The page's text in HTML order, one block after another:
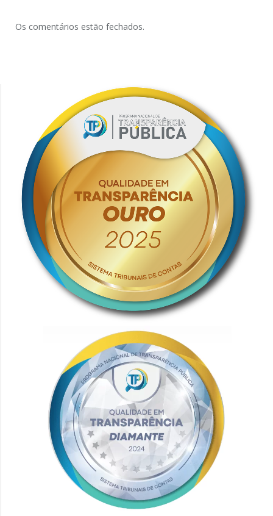
Os comentários estão fechados.